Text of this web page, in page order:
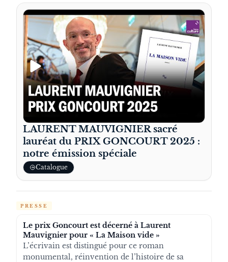
LAURENT MAUVIGNIER sacré
lauréat du PRIX GONCOURT 2025 :
notre émission spéciale
Catalogue
PRESSE
Le prix Goncourt est décerné à Laurent
Mauvignier pour « La Maison vide »
L’écrivain est distingué pour ce roman
monumental, réinvention de l’histoire de sa